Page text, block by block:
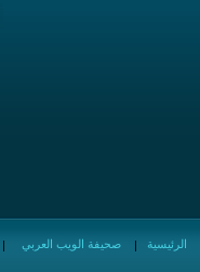
| صحيفة الويب العربي | الرئيسية